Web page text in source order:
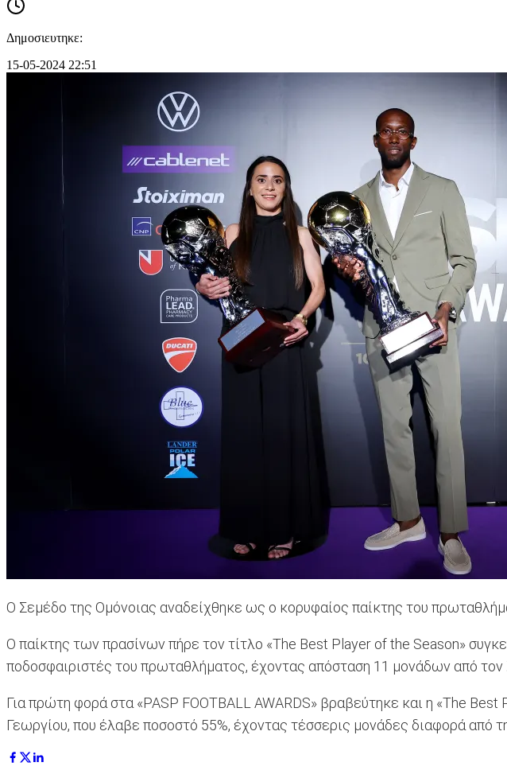
Δημοσιευτηκε:
15-05-2024 22:51
Ο Σεμέδο της Ομόνοιας αναδείχθηκε ως ο κορυφαίος παίκτης του
Ο παίκτης των πρασίνων πήρε τον τίτλο «The Best Player of the Season»
ποδοσφαιριστές του πρωταθλήματος, έχοντας απόσταση 11 μονάδων από τον
Για πρώτη φορά στα «PASP FOOTBALL AWARDS» βραβεύτηκε και η «The
Γεωργίου, που έλαβε ποσοστό 55%, έχοντας τέσσερις μονάδες διαφορά από